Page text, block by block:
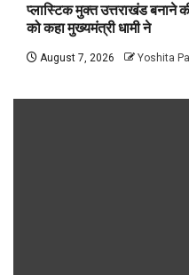
प्लास्टिक मुक्त उत्तराखंड बनाने
को कहा मुख्यमंत्री धामी ने
August 7, 2026 Yoshita